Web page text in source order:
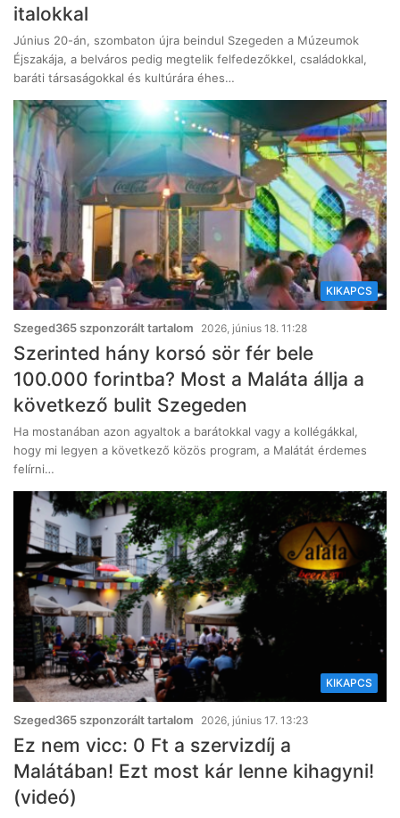
italokkal
Június 20-án, szombaton újra beindul Szegeden a Múzeumok
Éjszakája, a belváros pedig megtelik felfedezőkkel, családokkal,
baráti társaságokkal és kultúrára éhes…
KIKAPCS
Szeged365 szponzorált tartalom 2026, június 18. 11:28
Szerinted hány korsó sör fér bele
100.000 forintba? Most a Maláta állja a
következő bulit Szegeden
Ha mostanában azon agyaltok a barátokkal vagy a kollégákkal,
hogy mi legyen a következő közös program, a Malátát érdemes
felírni…
KIKAPCS
Szeged365 szponzorált tartalom 2026, június 17. 13:23
Ez nem vicc: 0 Ft a szervizdíj a
Malátában! Ezt most kár lenne kihagyni!
(videó)